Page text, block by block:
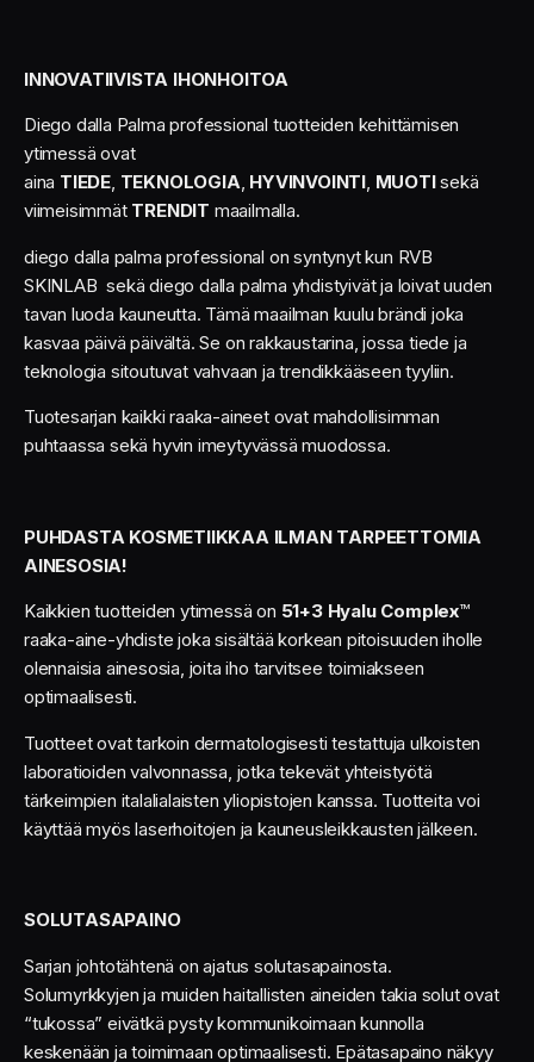
INNOVATIIVISTA IHONHOITOA
Diego dalla Palma professional tuotteiden kehittämisen
ytimessä ovat
aina TIEDE, TEKNOLOGIA, HYVINVOINTI, MUOTIsekä
viimeisimmät TRENDIT maailmalla.
diego dalla palma professional on syntynyt kun RVB
SKINLAB sekä diego dalla palma yhdistyivät ja loivat uuden
tavan luoda kauneutta. Tämä maailman kuulu brändi joka
kasvaa päivä päivältä. Se on rakkaustarina, jossa tiede ja
teknologia sitoutuvat vahvaan ja trendikkääseen tyyliin.
Tuotesarjan kaikki raaka-aineet ovat mahdollisimman
puhtaassa sekä hyvin imeytyvässä muodossa.
PUHDASTA KOSMETIIKKAA ILMAN TARPEETTOMIA
AINESOSIA!
Kaikkien tuotteiden ytimessä on 51+3 Hyalu Complex™
raaka-aine-yhdiste joka sisältää korkean pitoisuuden iholle
olennaisia ainesosia, joita iho tarvitsee toimiakseen
optimaalisesti.
Tuotteet ovat tarkoin dermatologisesti testattuja ulkoisten
laboratioiden valvonnassa, jotka tekevät yhteistyötä
tärkeimpien italalialaisten yliopistojen kanssa. Tuotteita voi
käyttää myös laserhoitojen ja kauneusleikkausten jälkeen.
SOLUTASAPAINO
Sarjan johtotähtenä on ajatus solutasapainosta.
Solumyrkkyjen ja muiden haitallisten aineiden takia solut ovat
“tukossa” eivätkä pysty kommunikoimaan kunnolla
keskenään ja toimimaan optimaalisesti. Epätasapaino näkyy